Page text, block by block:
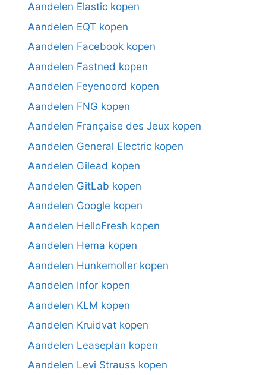
Aandelen Elastic kopen
Aandelen EQT kopen
Aandelen Facebook kopen
Aandelen Fastned kopen
Aandelen Feyenoord kopen
Aandelen FNG kopen
Aandelen Française des Jeux kopen
Aandelen General Electric kopen
Aandelen Gilead kopen
Aandelen GitLab kopen
Aandelen Google kopen
Aandelen HelloFresh kopen
Aandelen Hema kopen
Aandelen Hunkemoller kopen
Aandelen Infor kopen
Aandelen KLM kopen
Aandelen Kruidvat kopen
Aandelen Leaseplan kopen
Aandelen Levi Strauss kopen